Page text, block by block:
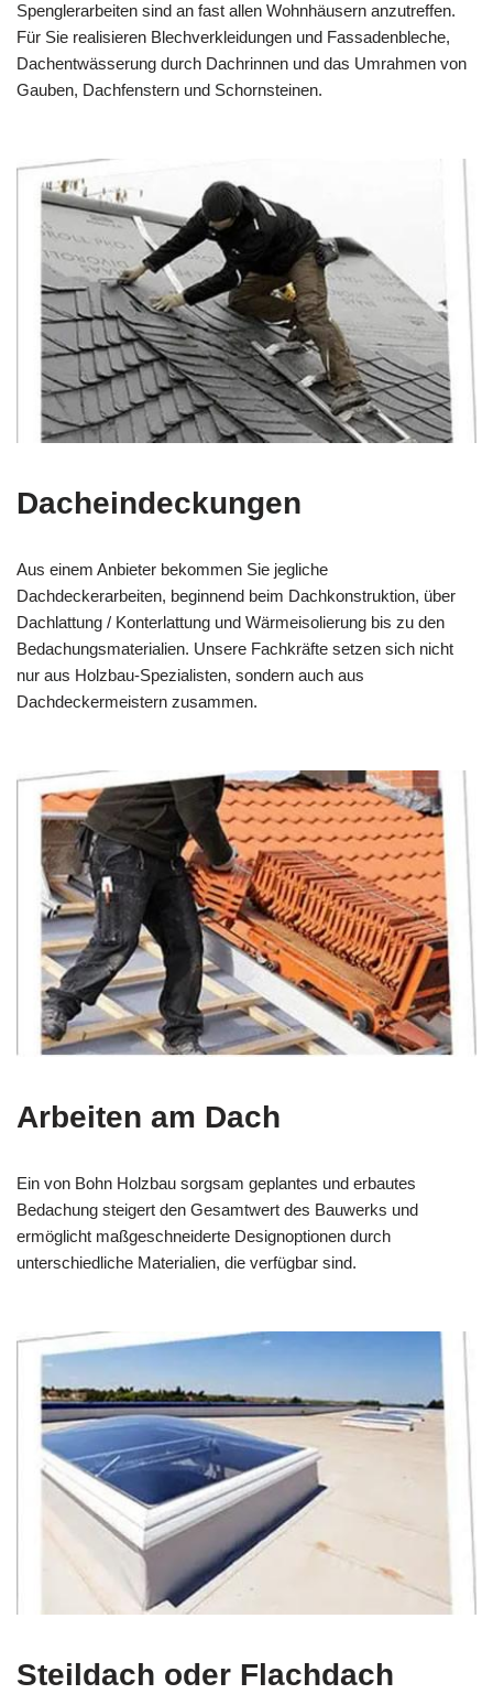
Spenglerarbeiten sind an fast allen Wohnhäusern anzutreffen.
Für Sie realisieren Blechverkleidungen und Fassadenbleche,
Dachentwässerung durch Dachrinnen und das Umrahmen von
Gauben, Dachfenstern und Schornsteinen.
Dacheindeckungen
Aus einem Anbieter bekommen Sie jegliche
Dachdeckerarbeiten, beginnend beim Dachkonstruktion, über
Dachlattung / Konterlattung und Wärmeisolierung bis zu den
Bedachungsmaterialien. Unsere Fachkräfte setzen sich nicht
nur aus Holzbau-Spezialisten, sondern auch aus
Dachdeckermeistern zusammen.
Arbeiten am Dach
Ein von Bohn Holzbau sorgsam geplantes und erbautes
Bedachung steigert den Gesamtwert des Bauwerks und
ermöglicht maßgeschneiderte Designoptionen durch
unterschiedliche Materialien, die verfügbar sind.
Steildach oder Flachdach